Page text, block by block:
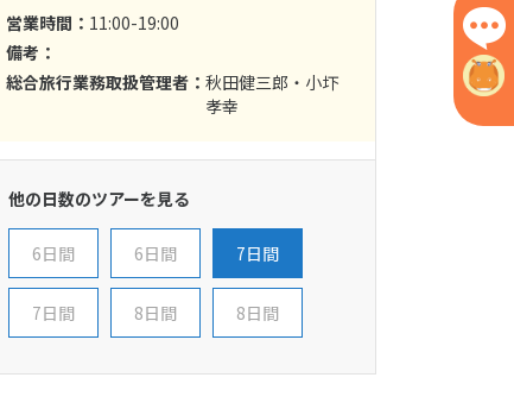
営業時間： 11:00-19:00
備考：
総合旅行業務取扱管理者： 秋田健三郎・小圷
孝幸
他の日数のツアーを見る
6日間 6日間 7日間
7日間 8日間 8日間